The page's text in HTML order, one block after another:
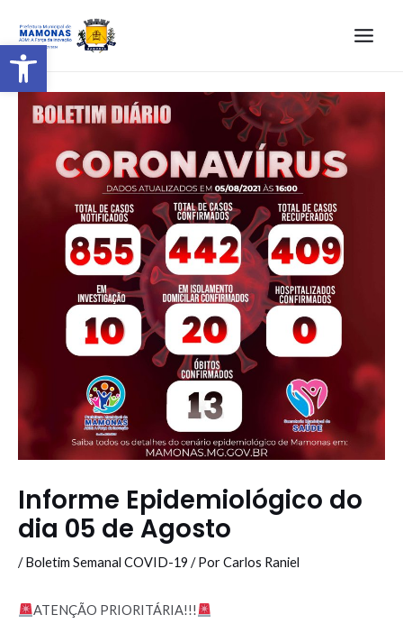
Barra de Ferramentas Aberta
Informe Epidemiológico do
dia 05 de Agosto
/Boletim Semanal COVID-19 / PorCarlos Raniel
ATENÇÃO PRIORITÁRIA!!!